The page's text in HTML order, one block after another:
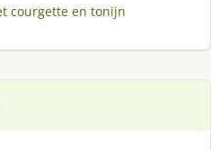
courgette en tonijn